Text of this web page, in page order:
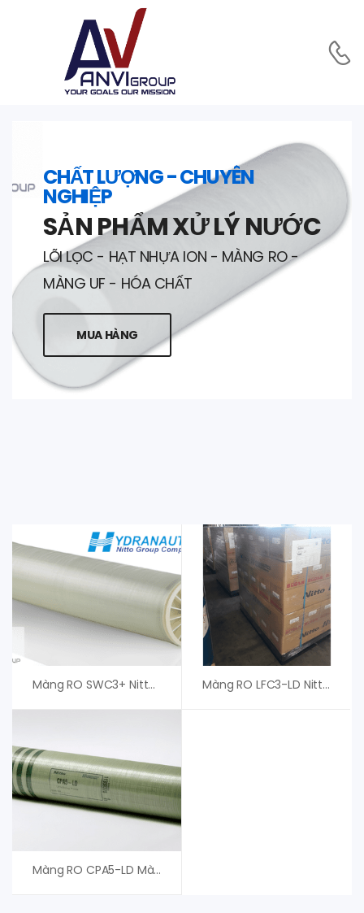
CHẤT LƯỢNG - CHUYÊN
NGHIỆP
SẢN PHẨM XỬ LÝ NƯỚC
LÕI LỌC - HẠT NHỰA ION - MÀNG RO -
MÀNG UF - HÓA CHẤT
MUA HÀNG
Màng RO SWC3+ Nitto Denko, An Vi Group Màng RO LFC3-LD Nitto Denko Hydranautics – Giá Tốt
Màng RO CPA5-LD Màng Nitto Denko